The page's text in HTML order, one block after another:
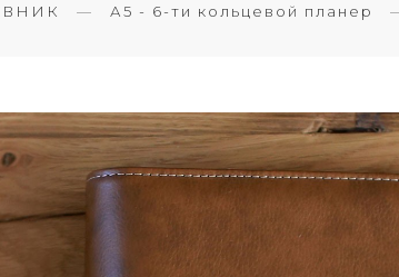
А5 - 6-ти кольцевой планер